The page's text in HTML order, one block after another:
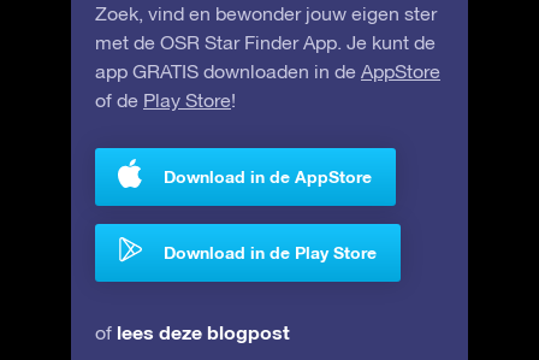
Zoek, vind en bewonder jouw eigen ster
met de OSR Star Finder App. Je kunt de
app GRATIS downloaden in de AppStore
of de Play Store!
Download in de AppStore
Download in de Play Store
of lees deze blogpost